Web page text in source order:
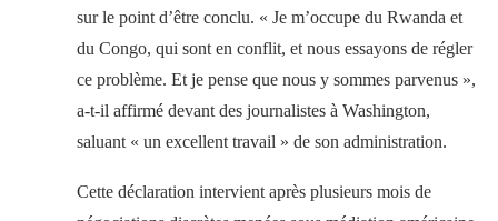
sur le point d’être conclu. « Je m’occupe du Rwanda et
du Congo, qui sont en conflit, et nous essayons de régler
ce problème. Et je pense que nous y sommes parvenus »,
a-t-il affirmé devant des journalistes à Washington,
saluant « un excellent travail » de son administration.
Cette déclaration intervient après plusieurs mois de